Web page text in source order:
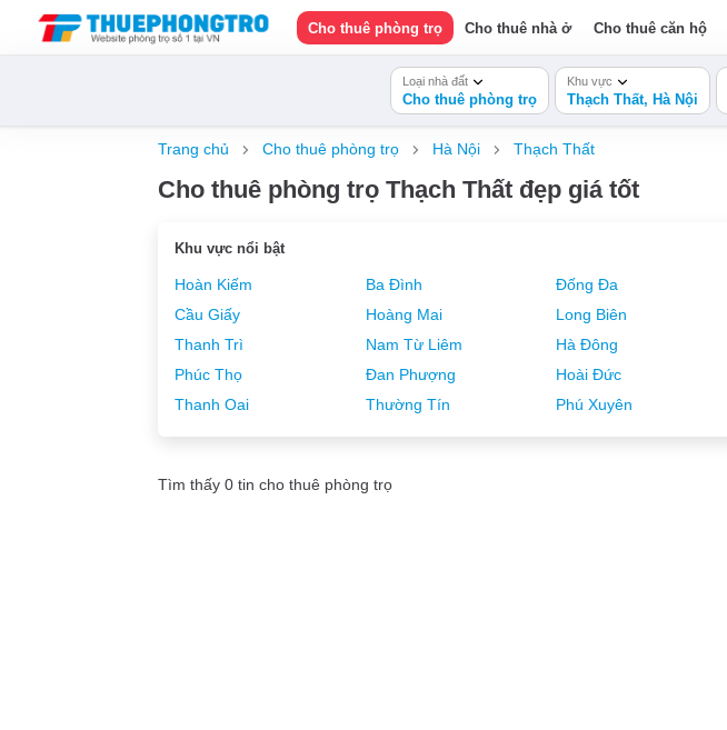
Cho thuê phòng trọ Cho thuê nhà ở Cho thuê căn hộ
Loại nhà đất
Cho thuê phòng trọ
Khu vực
Thạch Thất, Hà Nội
Trang chủ Cho thuê phòng trọ Hà Nội Thạch Thất
Cho thuê phòng trọ Thạch Thất đẹp giá tốt
Khu vực nổi bật
Hoàn Kiếm Ba Đình Đống Đa
Cầu Giấy
Hoàng Mai Long Biên
Thanh Trì
Nam Từ Liêm Hà Đông
Phúc Thọ
Đan Phượng Hoài Đức
Thanh Oai
Thường Tín Phú Xuyên
Tìm thấy 0 tin cho thuê phòng trọ